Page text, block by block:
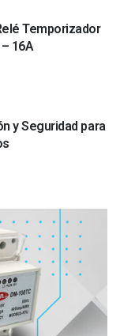
Temporizador
16A
y Seguridad para